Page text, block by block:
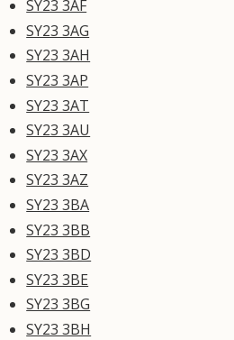
SY23 3AF
SY23 3AG
SY23 3AH
SY23 3AP
SY23 3AT
SY23 3AU
SY23 3AX
SY23 3AZ
SY23 3BA
SY23 3BB
SY23 3BD
SY23 3BE
SY23 3BG
SY23 3BH